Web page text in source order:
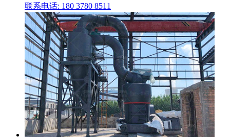
联系电话: 180 3780 8511